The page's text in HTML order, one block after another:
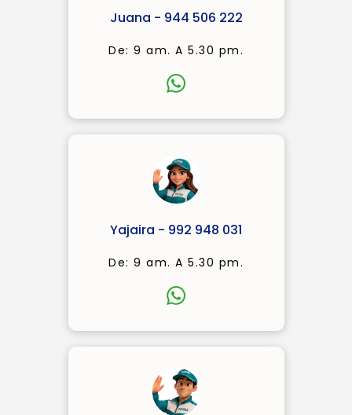
Juana - 944 506 222
De: 9 am. A 5.30 pm.
Yajaira - 992 948 031
De: 9 am. A 5.30 pm.